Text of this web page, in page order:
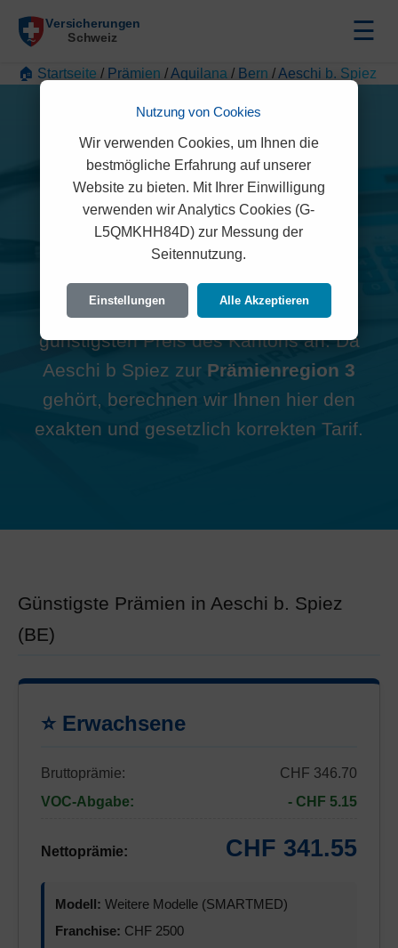
☰
🏠 Startseite / Prämien /Aquilana / Bern /Aeschi b. Spiez
Alle Aquilana Prämien in
Aeschi b Spiez (3703)
Hinweis zur Region:Viele
Vergleichsportale zeigen oft den
günstigsten Preis des Kantons an. Da
Aeschi b Spiez zur Prämienregion 3
gehört, berechnen wir Ihnen hier den
exakten und gesetzlich korrekten Tarif.
Günstigste Prämien in Aeschi b. Spiez
(BE)
⭐ Erwachsene
Bruttoprämie:
CHF 346.70
VOC-Abgabe:
- CHF 5.15
Nettoprämie: CHF 341.55
Modell: Weitere Modelle (SMARTMED)
Franchise: CHF 2500
Nutzung von Cookies
Wir verwenden Cookies, um Ihnen die
bestmögliche Erfahrung auf unserer
Website zu bieten. Mit Ihrer Einwilligung
verwenden wir Analytics Cookies (G-
L5QMKHH84D) zur Messung der
Seitennutzung.
Einstellungen Alle Akzeptieren